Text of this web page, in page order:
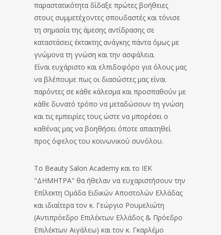
παραστατικότητα δίδαξε πρώτες βοήθειες
στους συμμετέχοντες σπουδαστές και τόνισε
τη σημασία της άμεσης αντίδρασης σε
καταστάσεις έκτακτης ανάγκης πάντα όμως με
γνώμονα τη γνώση και την ασφάλεια.
Είναι ευχάριστο και ελπιδοφόρο για όλους μας
να βλέπουμε πως οι διασώστες μας είναι
παρόντες σε κάθε κάλεσμα και προσπαθούν με
κάθε δυνατό τρόπο να μεταδώσουν τη γνώση
και τις εμπειρίες τους ώστε να μπορέσει ο
καθένας μας να βοηθήσει όποτε απαιτηθεί
προς όφελος του κοινωνικού συνόλου.
Το Beauty Salon Academy και το ΙΕΚ
"ΔΗΜΗΤΡΑ" θα ήθελαν να ευχαριστήσουν την
Επίλεκτη Ομάδα Ειδικών Αποστολών Ελλάδας
και ιδιαίτερα τον κ. Γεώργιο Ρουμελιώτη
(Αντιπρόεδρο Επιλέκτων Ελλάδος & Πρόεδρο
Επιλέκτων Αιγάλεω) και τον κ. Γκαρλέμο